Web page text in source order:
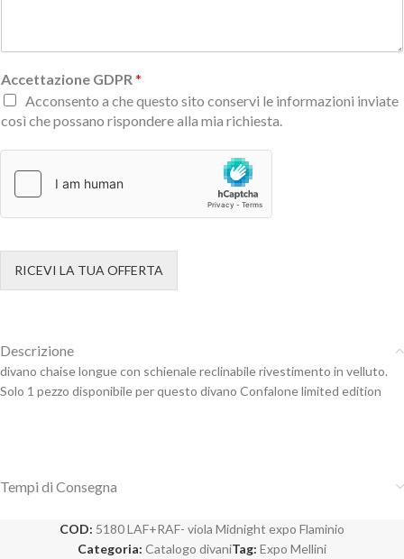
Accettazione GDPR *
Acconsento a che questo sito conservi le informazioni inviate
così che possano rispondere alla mia richiesta.
RICEVI LA TUA OFFERTA
Descrizione
divano chaise longue con schienale reclinabile rivestimento in velluto.
Solo 1 pezzo disponibile per questo divano Confalone limited edition
Tempi di Consegna
COD: 5180 LAF+RAF- viola Midnight expo Flaminio
Categoria: Catalogo divaniTag: Expo Mellini